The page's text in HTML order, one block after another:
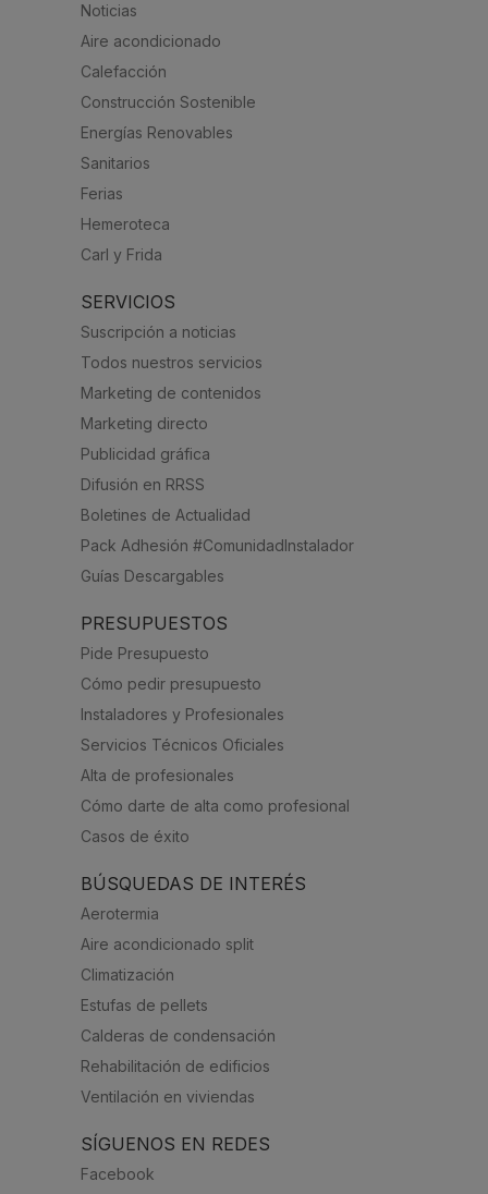
Noticias
Aire acondicionado
Calefacción
Construcción Sostenible
Energías Renovables
Sanitarios
Ferias
Hemeroteca
Carl y Frida
SERVICIOS
Suscripción a noticias
Todos nuestros servicios
Marketing de contenidos
Marketing directo
Publicidad gráfica
Difusión en RRSS
Boletines de Actualidad
Pack Adhesión #ComunidadInstalador
Guías Descargables
PRESUPUESTOS
Pide Presupuesto
Cómo pedir presupuesto
Instaladores y Profesionales
Servicios Técnicos Oficiales
Alta de profesionales
Cómo darte de alta como profesional
Casos de éxito
BÚSQUEDAS DE INTERÉS
Aerotermia
Aire acondicionado split
Climatización
Estufas de pellets
Calderas de condensación
Rehabilitación de edificios
Ventilación en viviendas
SÍGUENOS EN REDES
Facebook